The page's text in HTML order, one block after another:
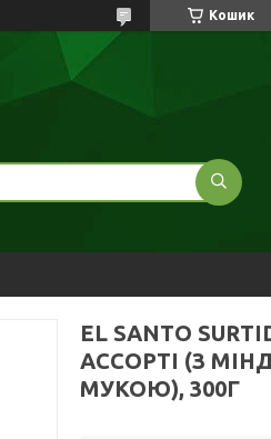
Кошик
EL SANTO
АССОРТІ (З
МУКОЮ), 300Г